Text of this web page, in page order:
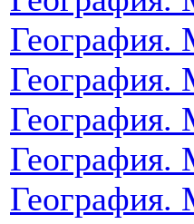
География.
География.
География.
География.
География.